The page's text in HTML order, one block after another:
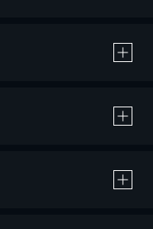
よる作品の購入 / レンタルです。
ルは、20％のポイント還元です。